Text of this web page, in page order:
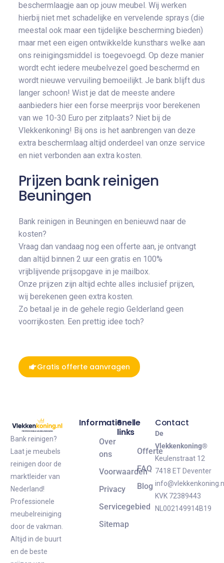
beschermlaagje aan op jouw meubel. Wij werken
hierbij niet met schadelijke en vervelende sprays (die
meestal ook maar een tijdelijke bescherming bieden)
maar met een eigen ontwikkelde kunsthars welke aan
ons reinigingsmiddel is toegevoegd. Op deze manier
wordt echt iedere meubelvezel goed beschermd en
wordt nieuwe vervuiling bemoeilijkt. Je bank blijft dus
langer schoon! Wist je dat de meeste andere
aanbieders hier een forse meerprijs voor berekenen
van we 10-30 Euro per zitplaats? Niet bij de
Vlekkenkoning! Bij ons is het aanbrengen van deze
extra beschermlaag altijd onderdeel van onze service
en niet verbonden aan extra kosten.
Prijzen bank reinigen
Beuningen
Bank reinigen in Beuningen en benieuwd naar de
kosten?
Vraag dan vandaag nog een offerte aan, je ontvangt
dan altijd binnen 2 uur een gratis en 100%
vrijblijvende prijsopgave in je mailbox.
Onze prijzen zijn altijd echte alles inclusief prijzen,
wij berekenen geen extra kosten.
Zo betaal je in de gehele regio Gelderland geen
voorrijkosten. Een prettig idee toch?
Gratis offerte aanvragen
Bank reinigen?
Laat je meubels
reinigen door de
marktleider van
Nederland!
Professionele
meubelreiniging
door de vakman.
Altijd in de buurt
en de beste
Informatie
Over
ons
Voorwaarden
Privacy
Servicegebied
Sitemap
Snelle
links
Offerte
FAQ
Blog
Contact
De
Vlekkenkoning®
Keulenstraat 12
7418 ET Deventer
KVK 72389443
NL002149914B19